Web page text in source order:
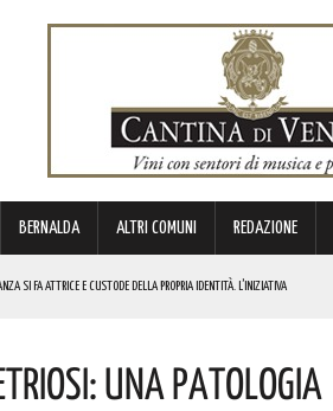
BERNALDA ALTRI COMUNI REDAZIONE
SI FA ATTRICE E CUSTODE DELLA PROPRIA IDENTITÀ. L’INIZIATIVA
LE PAROLE DI BARDI Una Patologia